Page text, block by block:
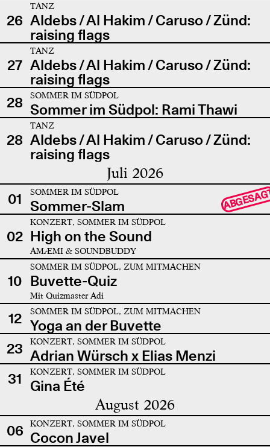
26
TANZ
Aldebs / Al Hakim / Caruso / Zünd:
raising flags
27
TANZ
Aldebs / Al Hakim / Caruso / Zünd:
raising flags
28
SOMMER IM SÜDPOL
Sommer im Südpol: Rami Thawi
28
TANZ
Aldebs / Al Hakim / Caruso / Zünd:
raising flags
Juli 2026
01 SOMMER IM SÜDPOL
Sommer-Slam
02
KONZERT, SOMMER IM SÜDPOL
High on the Sound
AMÆMI & SOUNDBUDDY
10
SOMMER IM SÜDPOL, ZUM MITMACHEN
Buvette-Quiz
Mit Quizmaster Adi
12 SOMMER IM SÜDPOL, ZUM MITMACHEN
Yoga an der Buvette
23
KONZERT, SOMMER IM SÜDPOL
Adrian Würsch x Elias Menzi
31
KONZERT, SOMMER IM SÜDPOL
Gina Été
August 2026
06 KONZERT, SOMMER IM SÜDPOL
Cocon Javel